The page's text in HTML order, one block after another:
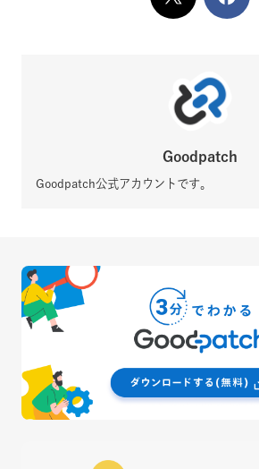
Xでシェア
Goodpatch
Goodpatch公式アカウントです。